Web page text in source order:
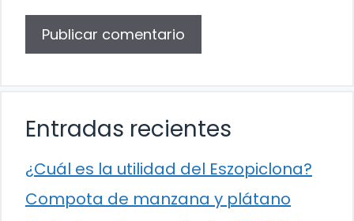
Entradas recientes
¿Cuál es la utilidad del Eszopiclona?
Compota de manzana y plátano